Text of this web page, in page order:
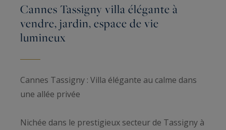
Cannes Tassigny villa élégante à
vendre, jardin, espace de vie
lumineux
Cannes Tassigny : Villa élégante au calme dans
une allée privée
Nichée dans le prestigieux secteur de Tassigny à